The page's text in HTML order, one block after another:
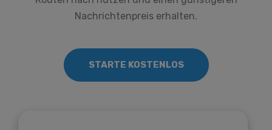
Nachrichtenpreis erhalten.
STARTE KOSTENLOS